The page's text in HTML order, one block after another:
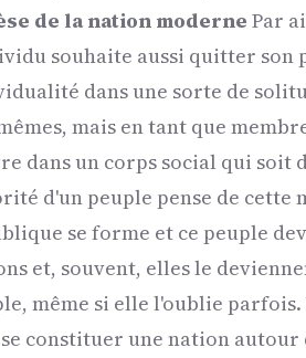
de la nation moderne Par
souhaite aussi quitter son
dans une sorte de
mais en tant que
dans un corps social qui soit
d'un peuple pense de
se forme et ce peuple
et, souvent, elles le
même si elle l'oublie
constituer une nation autour